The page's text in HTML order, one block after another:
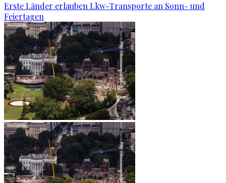
Erste Länder erlauben Lkw-Transporte an Sonn- und
Feiertagen